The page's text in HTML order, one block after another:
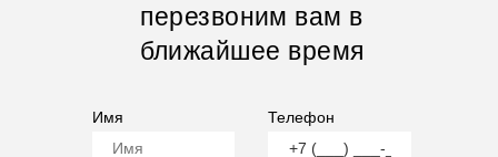
перезвоним вам в
ближайшее время
Имя Телефон